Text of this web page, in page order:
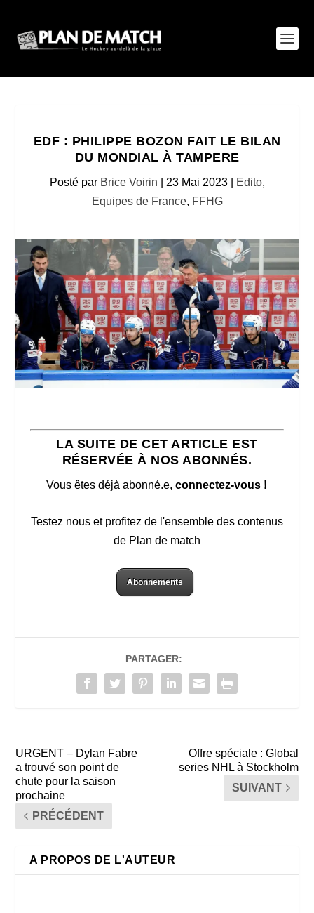
EDF : PHILIPPE BOZON FAIT LE BILAN
DU MONDIAL À TAMPERE
Posté par Brice Voirin 23 Mai 2023| Edito,
Equipes de France, FFHG
LA SUITE DE CET ARTICLE EST
RÉSERVÉE À NOS ABONNÉS.
Vous êtes déjà abonné.e,connectez-vous !
Testez nous et profitez de l'ensemble des contenus
de Plan de match
Abonnements
PARTAGER:
URGENT – Dylan Fabre
a trouvé son point de
chute pour la saison
prochaine
PRÉCÉDENT
Offre spéciale : Global
series NHL à Stockholm
SUIVANT
A PROPOS DE L'AUTEUR